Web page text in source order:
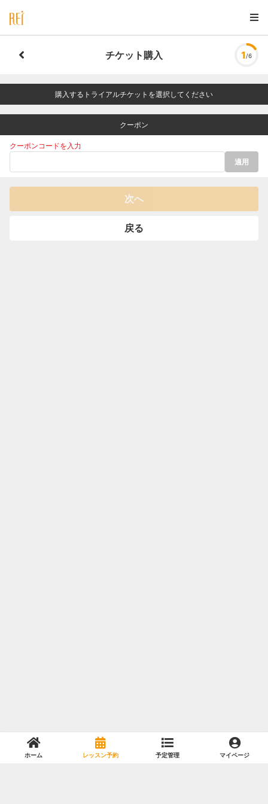
チケット購入 1 /6
購入するトライアルチケットを選択してください
クーポン
クーポンコードを入力
適用
次へ
戻る
ホーム レッスン予約 予定管理 マイページ